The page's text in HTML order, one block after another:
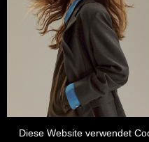
Diese Website verwendet